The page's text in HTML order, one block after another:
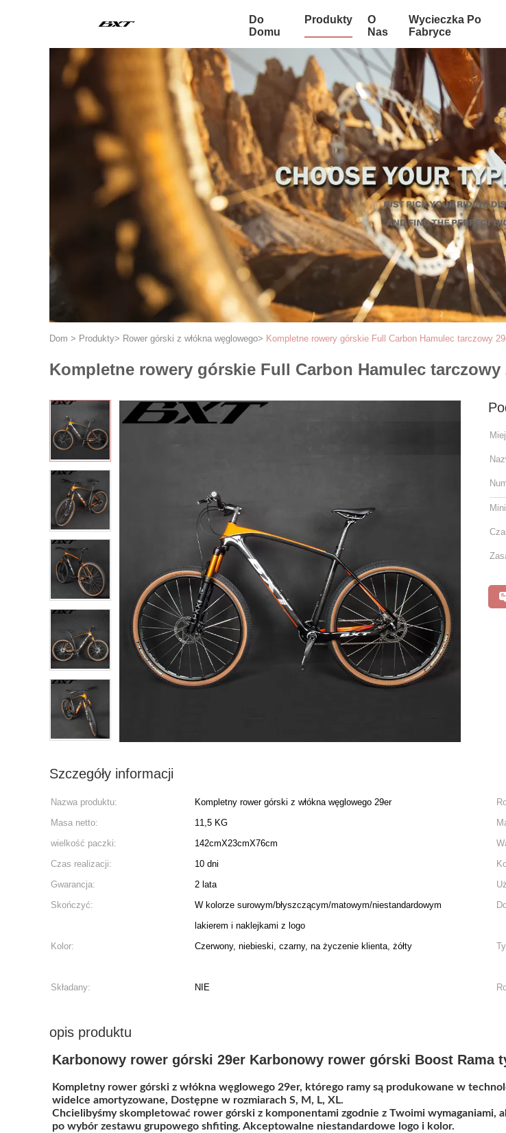
Do
Domu
Produkty
O
Nas
Wycieczka Po
Fabryce
Dom > Produkty> Rower górski z włókna węglowego> Kompletne rowery górskie Full Carbon Hamulec tarczowy
Kompletne rowery górskie Full Carbon Hamulec
Szczegóły informacji
Nazwa produktu: Kompletny rower górski z włókna węglowego 29er
Masa netto:
11,5 KG
wielkość paczki:
142cmX23cmX76cm
Czas realizacji:
10 dni
Gwarancja:
2 lata
Skończyć:
W kolorze surowym/błyszczącym/matowym/niestandardowym
lakierem i naklejkami z logo
Kolor: Czerwony, niebieski, czarny, na życzenie klienta, żółty
Składany:
NIE
opis produktu
Karbonowy rower górski 29er Karbonowy rower górski Boost Rama
Kompletny rower górski z włókna węglowego 29er, którego ramy są produkowane w
widelce amortyzowane, Dostępne w rozmiarach S, M, L, XL.
Chcielibyśmy skompletować rower górski z komponentami zgodnie z Twoimi
po wybór zestawu grupowego shfiting. Akceptowalne niestandardowe logo i kolor.